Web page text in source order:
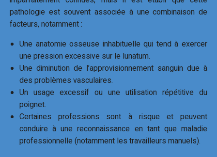
pathologie est souvent associée à une combinaison de
facteurs, notamment :
Une anatomie osseuse inhabituelle qui tend à exercer
une pression excessive sur le lunatum.
Une diminution de l’approvisionnement sanguin due à
des problèmes vasculaires.
Un usage excessif ou une utilisation répétitive du
poignet.
Certaines professions sont à risque et peuvent
conduire à une reconnaissance en tant que maladie
professionnelle (notamment les travailleurs manuels).